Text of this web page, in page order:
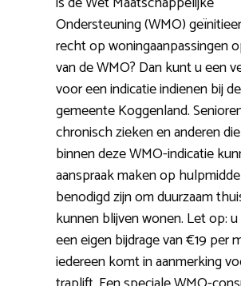
Ondersteuning (WMO)
recht op woningaanpassingen
van de WMO? Dan kunt u een
voor een indicatie indienen bij de
gemeente Koggenland.
chronisch zieken en anderen
binnen deze WMO-indicatie
aanspraak maken op
benodigd zijn om duurzaam
kunnen blijven wonen. Let op:
een eigen bijdrage van €19 per
iedereen komt in aanmerking